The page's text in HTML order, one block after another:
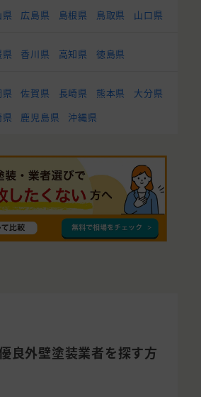
広島県 島根県 鳥取県 山口県
香川県 高知県 徳島県
佐賀県 長崎県 熊本県
大分県
鹿児島県 沖縄県
良外壁塗装業者を探す方